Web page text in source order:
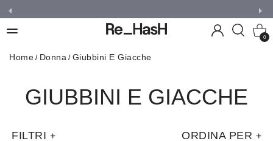
0
Home Donna Giubbini E Giacche
GIUBBINI E GIACCHE
FILTRI + ORDINA PER +